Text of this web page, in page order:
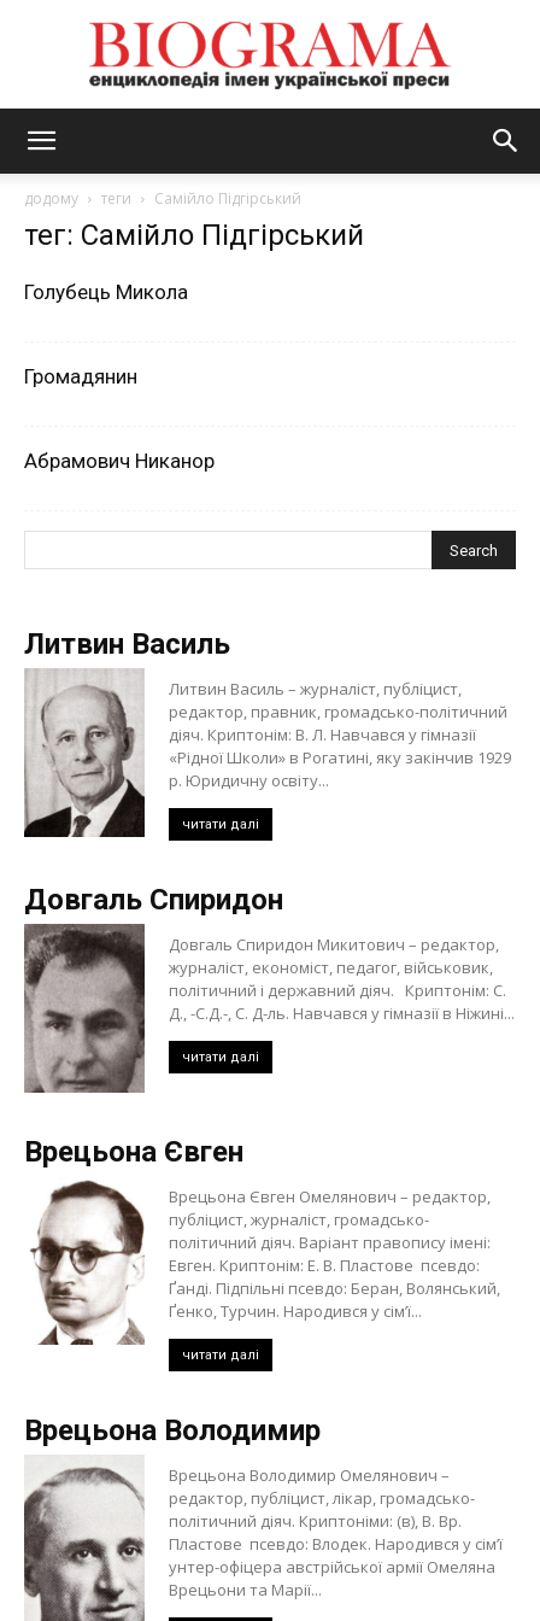
додому теги Самійло Підгірський
тег: Самійло Підгірський
Голубець Микола
Громадянин
Абрамович Никанор
Литвин Василь
Литвин Василь – журналіст, публіцист,
редактор, правник, громадсько-політичний
діяч. Криптонім: В. Л. Навчався у гімназії
«Рідної Школи» в Рогатині, яку закінчив 1929
р. Юридичну освіту...
читати далі
Довгаль Спиридон
Довгаль Спиридон Микитович – редактор,
журналіст, економіст, педагог, військовик,
політичний і державний діяч. Криптонім: С.
Д., -С.Д.-, С. Д-ль. Навчався у гімназії в Ніжині...
читати далі
Врецьона Євген
Врецьона Євген Омелянович – редактор,
публіцист, журналіст, громадсько-
політичний діяч. Варіант правопису імені:
Евген. Криптонім: Е. В. Пластове псевдо:
Ґанді. Підпільні псевдо: Беран, Волянський,
Ґенко, Турчин. Народився у сім’ї...
читати далі
Врецьона Володимир
Врецьона Володимир Омелянович –
редактор, публіцист, лікар, громадсько-
політичний діяч. Криптоніми: (в), В. Вр.
Пластове псевдо: Влодек. Народився у сім’ї
унтер-офіцера австрійської армії Омеляна
Врецьони та Марії...